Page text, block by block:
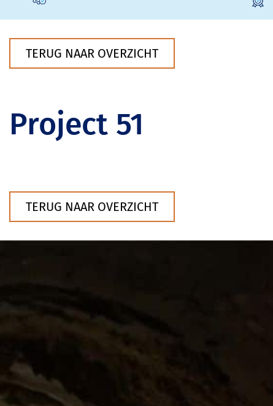
TERUG NAAR OVERZICHT
Project 51
TERUG NAAR OVERZICHT